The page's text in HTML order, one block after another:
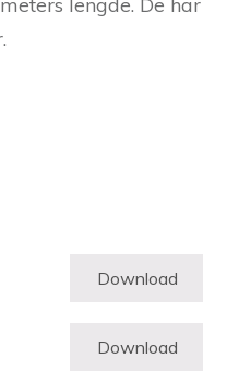
Download
Download